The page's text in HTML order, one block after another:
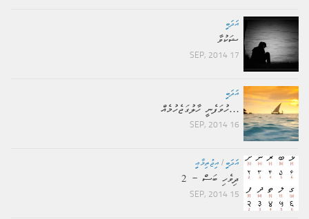
އަދަބީ
ޝަކުވާ
17 SEP, 2014
އަދަބީ
…ހުވަފެނީ ހާލުގަޖެހުމެއް
16 SEP, 2014
އަދަބީ / އިޖުތިމާޢީ
ދިވެހި ބަސް – 2
15 SEP, 2014